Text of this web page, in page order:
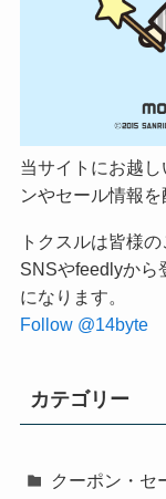
当サイトにお越
ンやセール情報を
トクスルは皆様
SNSやfeedlyから
になります。
Follow @14byte
カテゴリー
クーポン・セ